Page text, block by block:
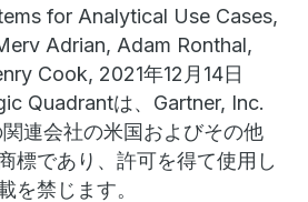
for Analytical Use Cases,
Adrian, Adam Ronthal,
Cook, 2021年12月14日
Quadrantは、Gartner, Inc.
連会社の米国およびその他
標であり、許可を得て使用し
を禁じます。